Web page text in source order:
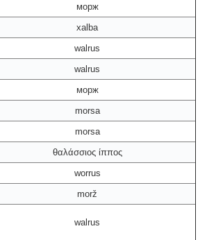
морж
xalba
walrus
walrus
морж
morsa
morsa
θαλάσσιος ίππος
worrus
morž
walrus